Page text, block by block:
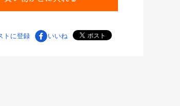
トに登録 いいね